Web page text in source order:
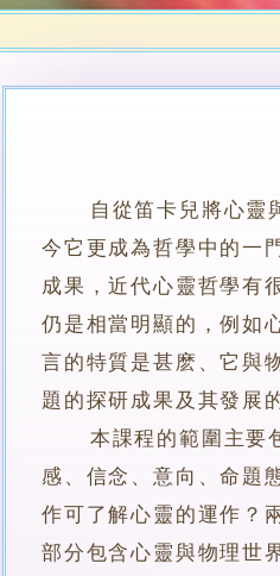
自從笛卡兒將心靈與
今它更成為哲學中的一
成果，近代心靈哲學有
仍是相當明顯的，例如
言的特質是甚麽、它與
題的探研成果及其發展
本課程的範圍主要包
感、信念、意向、命題
作可了解心靈的運作？
部分包含心靈與物理世